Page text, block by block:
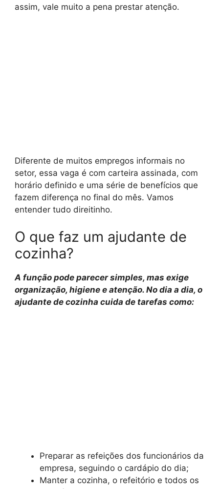
assim, vale muito a pena prestar atenção.
Diferente de muitos empregos informais no
setor, essa vaga é com carteira assinada, com
horário definido e uma série de benefícios que
fazem diferença no final do mês. Vamos
entender tudo direitinho.
O que faz um ajudante de
cozinha?
A função pode parecer simples, mas exige
organização, higiene e atenção. No dia a dia, o
ajudante de cozinha cuida de tarefas como:
Preparar as refeições dos funcionários da
empresa, seguindo o cardápio do dia;
Manter a cozinha, o refeitório e todos os